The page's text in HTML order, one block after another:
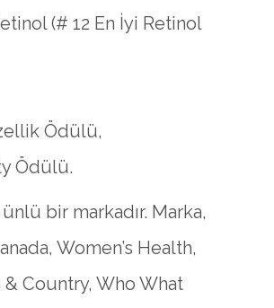
(# 12 En İyi Retinol
Ödülü,
Ödülü.
bir markadır. Marka,
Women’s Health,
Country, Who What